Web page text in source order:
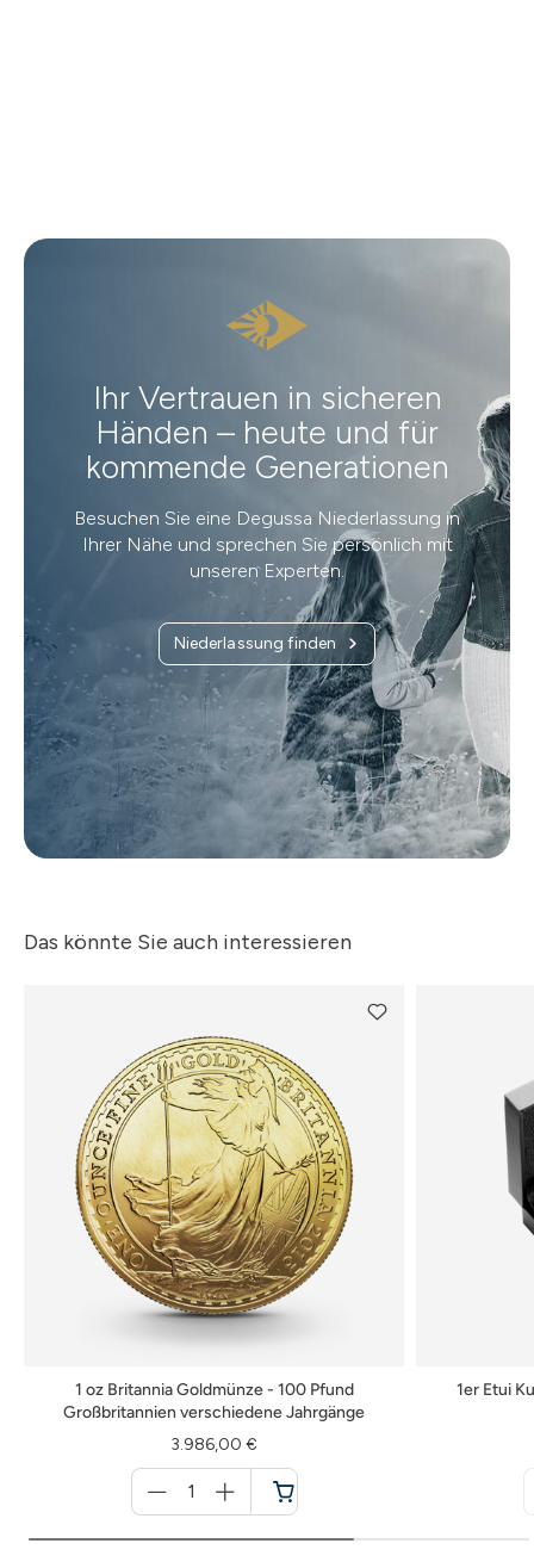
Ihr Vertrauen in sicheren
Händen – heute und für
kommende Generationen
Besuchen Sie eine Degussa Niederlassung in
Ihrer Nähe und sprechen Sie persönlich mit
unseren Experten.
Niederlassung finden
Das könnte Sie auch interessieren
1 oz Britannia Goldmünze - 100 Pfund
Großbritannien verschiedene Jahrgänge
3.986,00 €
für
Warenkorb
1er Etui